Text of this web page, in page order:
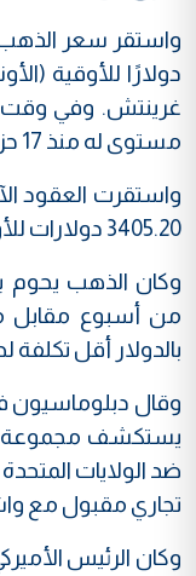
غرينتش. وفي وقت
مستوى له منذ 17 حزيران الماضي.
واستقرت العقود
3405.20 دولارات للأوقية.
وكان الذهب يحوم
من أسبوع مقابل
بالدولار أقل تكلفة
وقال دبلوماسيون في
يستكشف مجموعة
ضد الولايات
تجاري مقبول مع
وكان الرئيس